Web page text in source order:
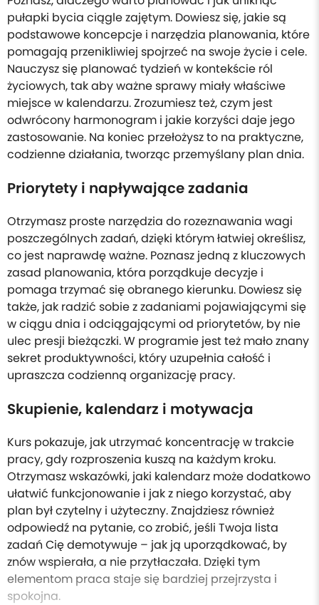
pułapki bycia ciągle zajętym. Dowiesz się, jakie są
podstawowe koncepcje i narzędzia planowania, które
pomagają przenikliwiej spojrzeć na swoje życie i cele.
Nauczysz się planować tydzień w kontekście ról
życiowych, tak aby ważne sprawy miały właściwe
miejsce w kalendarzu. Zrozumiesz też, czym jest
odwrócony harmonogram i jakie korzyści daje jego
zastosowanie. Na koniec przełożysz to na praktyczne,
codzienne działania, tworząc przemyślany plan dnia.
Priorytety i napływające zadania
Otrzymasz proste narzędzia do rozeznawania wagi
poszczególnych zadań, dzięki którym łatwiej określisz,
co jest naprawdę ważne. Poznasz jedną z kluczowych
zasad planowania, która porządkuje decyzje i
pomaga trzymać się obranego kierunku. Dowiesz się
także, jak radzić sobie z zadaniami pojawiającymi się
w ciągu dnia i odciągającymi od priorytetów, by nie
ulec presji bieżączki. W programie jest też mało znany
sekret produktywności, który uzupełnia całość i
upraszcza codzienną organizację pracy.
Skupienie, kalendarz i motywacja
Kurs pokazuje, jak utrzymać koncentrację w trakcie
pracy, gdy rozproszenia kuszą na każdym kroku.
Otrzymasz wskazówki, jaki kalendarz może dodatkowo
ułatwić funkcjonowanie i jak z niego korzystać, aby
plan był czytelny i użyteczny. Znajdziesz również
odpowiedź na pytanie, co zrobić, jeśli Twoja lista
zadań Cię demotywuje – jak ją uporządkować, by
znów wspierała, a nie przytłaczała. Dzięki tym
elementom praca staje się bardziej przejrzysta i
spokojna.